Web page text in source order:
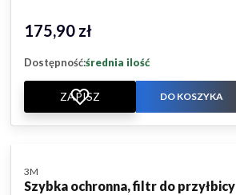
Cena
175,90 zł
Dostępność:średnia ilość
ZAPISZ DO KOSZYKA
Szybka ochronna, filtr do przyłbicy
PRODUCENT
3M